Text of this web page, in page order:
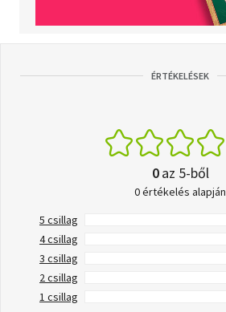
ÉRTÉKELÉSEK
0az 5-ből
0 értékelés alapján
5 csillag
4 csillag
3 csillag
2 csillag
1 csillag